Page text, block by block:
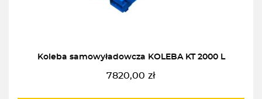
Koleba samowyładowcza KOLEBA KT 2000 L
7820,00 zł